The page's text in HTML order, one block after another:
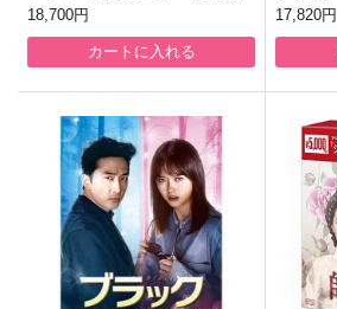
約も守ります！～」DVD-BOX2
18,700円
カートに入れる
ET2
17,820円